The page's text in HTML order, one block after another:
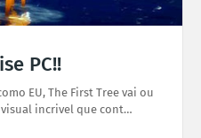
PC!!
EU, The First Tree vai ou
visual incrivel que cont…